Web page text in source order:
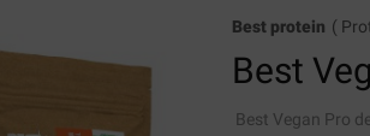
Best protein (
Best
Best Vegan Pro